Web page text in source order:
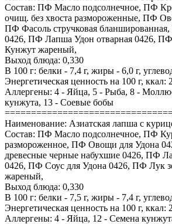
Состав: ПФ Масло подсолнечное, ПФ
очищ. без хвоста размороженные, ПФ
ПФ Фасоль стручковая
0426, ПФ Лапша Удон отварная 0426,
Кунжут жареный,
Выход блюда: 0,330
В 100 г: белки - 7,4 г, жиры - 6,0 г,
Энергетическая ценность на 100 г, ккал:
Аллергены: 4 - Яйца, 5 - Рыба, 8 -
кунжута, 13 - Соевые бобы
Наименование: Азиатская лапша с
Состав: ПФ Масло подсолнечное, ПФ
размороженное, ПФ Овощи для Удона
древесные черные набухшие 0426, ПФ
0426, ПФ Соус для Удона 0426, ПФ Лук
жареный,
Выход блюда: 0,330
В 100 г: белки - 7,5 г, жиры - 7,4 г,
Энергетическая ценность на 100 г, ккал:
Аллергены: 4 - Яйца, 12 - Семена